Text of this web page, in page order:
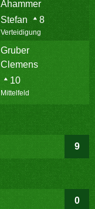
Ahammer
Stefan
8
Verteidigung
Gruber
Clemens
10
Mittelfeld
9
0